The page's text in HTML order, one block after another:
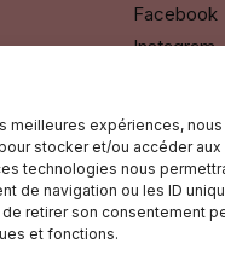
meilleures expériences,
stocker et/ou accéder
technologies nous
de navigation ou les ID
retirer son consentement
et fonctions.
Facebook
Instagram